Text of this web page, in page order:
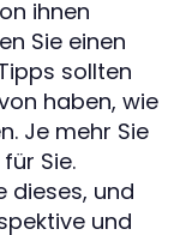
ihnen
Sie einen
sollten
haben, wie
Je mehr Sie
Sie.
dieses, und
und